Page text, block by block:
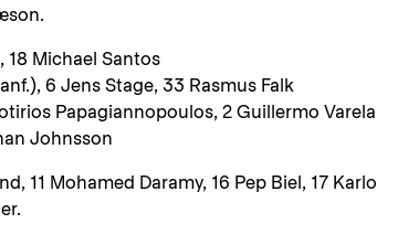
18 Michael Santos
6 Jens Stage, 33 Rasmus Falk
Papagiannopoulos, 2 Guillermo Varela
Johnsson
11 Mohamed Daramy, 16 Pep Biel, 17 Karlo